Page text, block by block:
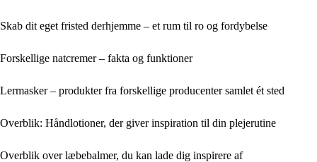
Skab dit eget fristed derhjemme – et rum til ro og fordybelse
Forskellige natcremer – fakta og funktioner
Lermasker – produkter fra forskellige producenter samlet ét sted
Overblik: Håndlotioner, der giver inspiration til din plejerutine
Overblik over læbebalmer, du kan lade dig inspirere af